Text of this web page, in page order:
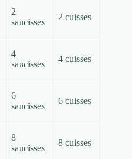
2
saucisses
2 cuisses
4
saucisses
4 cuisses
6
saucisses
6 cuisses
8
saucisses
8 cuisses